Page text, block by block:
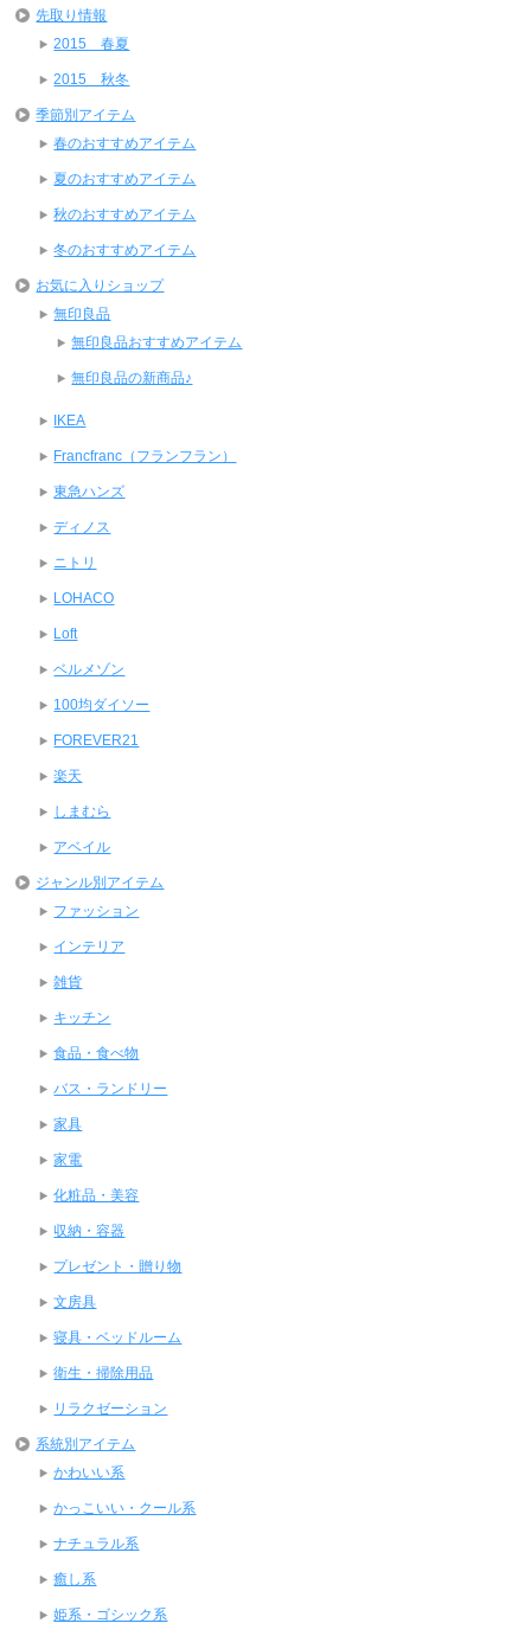
先取り情報
2015 春夏
2015 秋冬
季節別アイテム
春のおすすめアイテム
夏のおすすめアイテム
秋のおすすめアイテム
冬のおすすめアイテム
お気に入りショップ
無印良品
無印良品おすすめアイテム
無印良品の新商品♪
IKEA
Francfranc（フランフラン）
東急ハンズ
ディノス
ニトリ
LOHACO
Loft
ベルメゾン
100均ダイソー
FOREVER21
楽天
しまむら
アベイル
ジャンル別アイテム
ファッション
インテリア
雑貨
キッチン
食品・食べ物
バス・ランドリー
家具
家電
化粧品・美容
収納・容器
プレゼント・贈り物
文房具
寝具・ベッドルーム
衛生・掃除用品
リラクゼーション
系統別アイテム
かわいい系
かっこいい・クール系
ナチュラル系
癒し系
姫系・ゴシック系